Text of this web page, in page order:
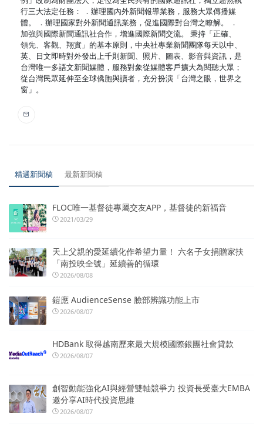
行三大法定任務： ．辦理國內外新聞報導業務，服務大眾傳播媒
體。 ．辦理國家對外新聞通訊業務，促進國際對台灣之瞭解。 ．
加強與國際新聞通訊社合作，增進國際新聞交流。 秉持「正確、
領先、客觀、翔實」的基本原則，中央社專業新聞團隊每天以中、
英、日文即時對外發出上千則新聞、照片、圖表、影音與資訊，是
台灣唯一多語文新聞媒體，服務對象從媒體客戶擴大為閱聽大眾；
從台灣民眾延伸至全球僑胞與讀者，充分扮演「台灣之眼，世界之
窗」。
精選新聞稿 最新新聞稿
FLOC唯一基督徒專屬交友APP，基督徒的新福音
2021/03/29
天上父親的愛延續化作希望力量！ 六名子女捐贈家扶
「南投映全號」延續善的循環
2026/08/08
鎧應 AudienceSense 臉部辨識功能上市
2026/08/07
HDBank 取得越南歷來最大規模國際銀團社會貸款
2026/08/07
創智動能強化AI與經營雙軸競爭力 投資長受臺大EMBA
邀分享AI時代投資思維
2026/08/07